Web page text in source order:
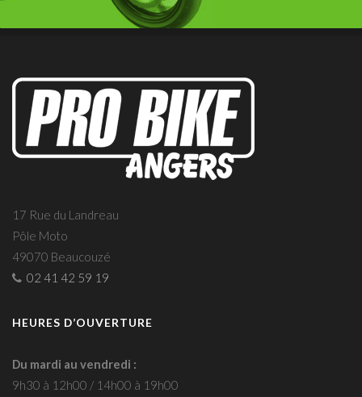
17 Rue du Landreau
Pôle Moto
49070 Beaucouzé
02 41 42 59 19
HEURES D’OUVERTURE
Du mardi au vendredi :
9h30 à 12h00 / 14h00 à 19h00